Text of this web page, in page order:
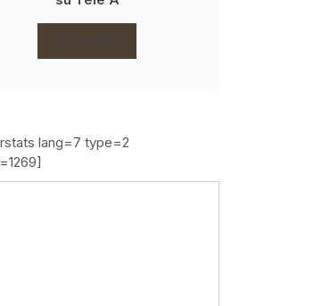
CLICCA
lang=7 type=2